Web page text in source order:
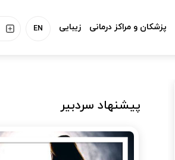
EN پزشکان و مراکز درمانی زیبایی
پیشنهاد سردبیر